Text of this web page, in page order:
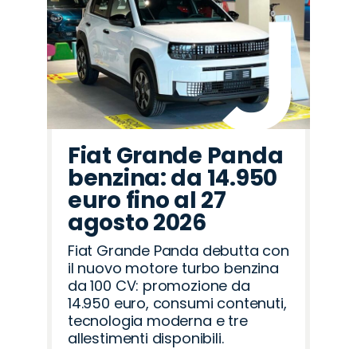
Fiat Grande Panda
benzina: da 14.950
euro fino al 27
agosto 2026
Fiat Grande Panda debutta con
il nuovo motore turbo benzina
da 100 CV: promozione da
14.950 euro, consumi contenuti,
tecnologia moderna e tre
allestimenti disponibili.